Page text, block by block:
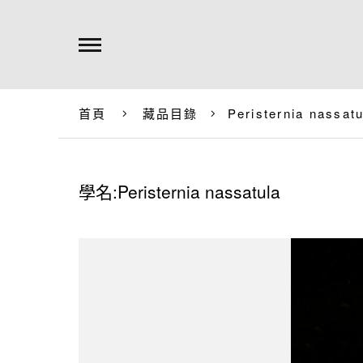
首頁 藏品目錄 Peristernia
學名:Peristernia nassatula